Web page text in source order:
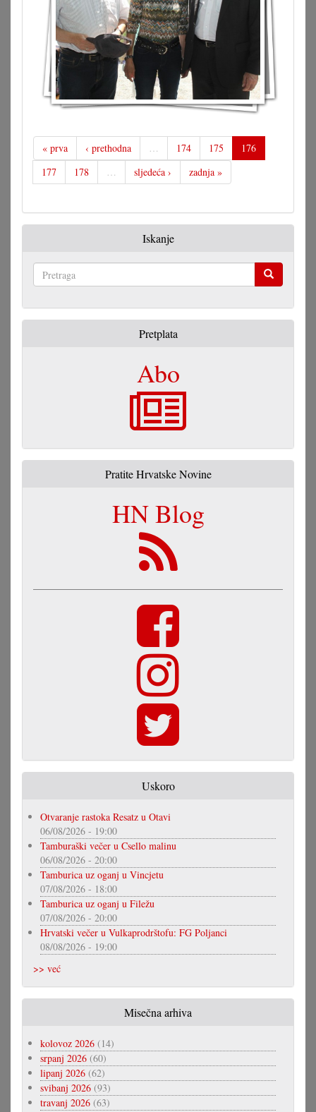
« prva ‹ prethodna … 174 175
176
177
178 … sljedeća › zadnja »
Iskanje
Pretplata
Abo
Pratite Hrvatske Novine
HN Blog
Uskoro
Otvaranje rastoka Resatz u Otavi
06/08/2026 - 19:00
Tamburaški večer u Csello malinu
06/08/2026 - 20:00
Tamburica uz oganj u Vincjetu
07/08/2026 - 18:00
Tamburica uz oganj u Filežu
07/08/2026 - 20:00
Hrvatski večer u Vulkaprodrštofu: FG Poljanci
08/08/2026 - 19:00
>> već
Misečna arhiva
kolovoz 2026 (14)
srpanj 2026 (60)
lipanj 2026 (62)
svibanj 2026 (93)
travanj 2026 (63)